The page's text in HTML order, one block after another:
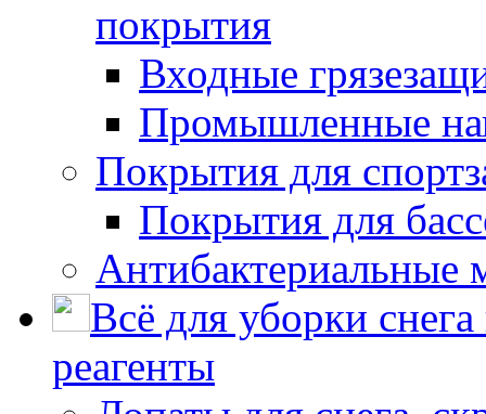
покрытия
Входные
Промышленные
Покрытия для
Покрытия для
Антибактериальные
Всё для уборки
реагенты